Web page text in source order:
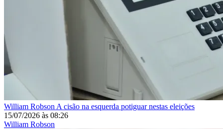
William Robson A cisão na esquerda potiguar nestas eleições
15/07/2026 às 08:26
William Robson